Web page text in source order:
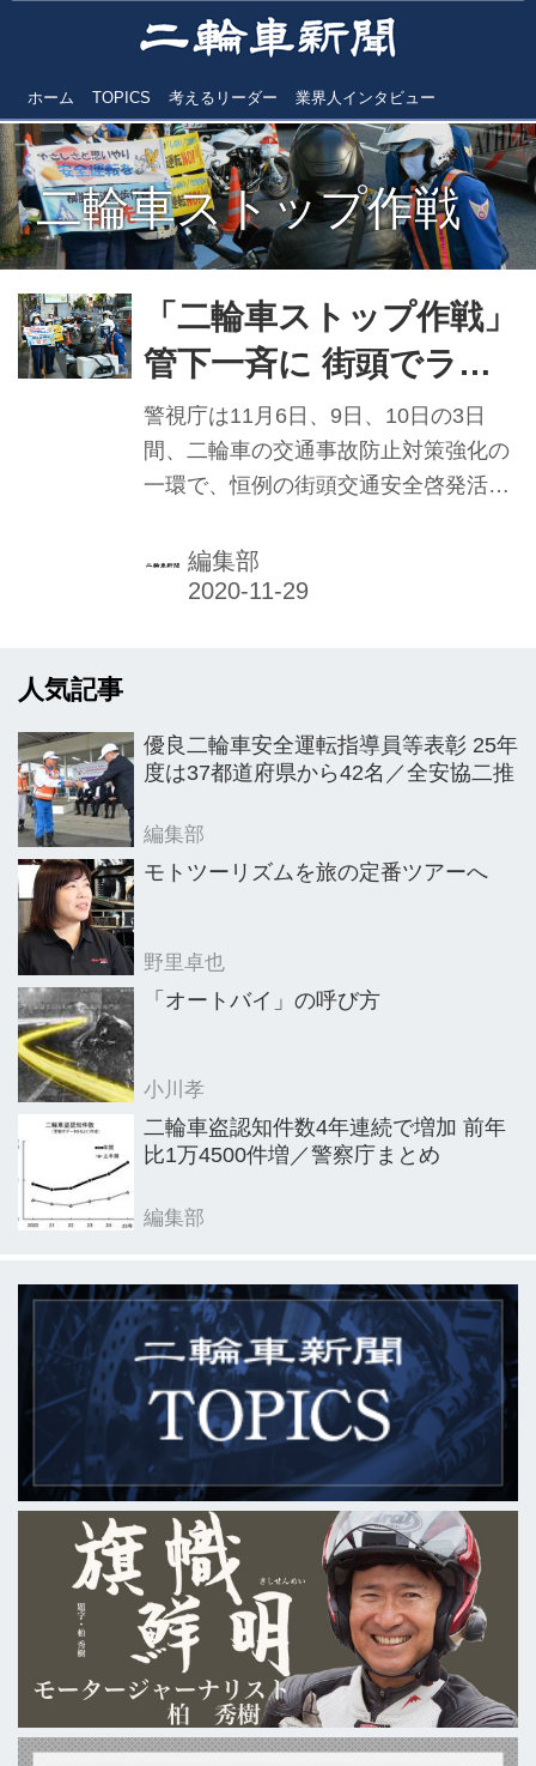
ホーム TOPICS 考えるリーダー 業界人インタビュー
二輪車ストップ作戦
「二輪車ストップ作戦」
管下一斉に 街頭でライ
ダーに安全運転啓発活動
警視庁は11月6日、9日、10日の3日
間、二輪車の交通事故防止対策強化の
一環で、恒例の街頭交通安全啓発活動
管下の幹線道路で一斉実施した。同作
戦は、東京都内で深刻な状況にある二
重要性を呼びかけている。
編集部
人気記事
優良二輪車安全運転指導員等表彰 25年
度は37都道府県から42名／全安協二推
編集部
モトツーリズムを旅の定番ツアーへ
野里卓也
「オートバイ」の呼び方
小川孝
二輪車盗認知件数4年連続で増加 前年
比1万4500件増／警察庁まとめ
編集部